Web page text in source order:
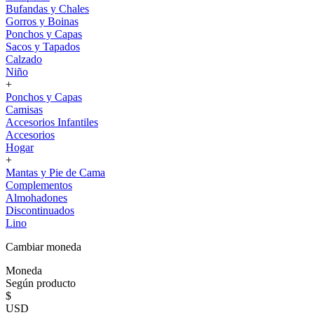
Bufandas y Chales
Gorros y Boinas
Ponchos y Capas
Sacos y Tapados
Calzado
Niño
+
Ponchos y Capas
Camisas
Accesorios Infantiles
Accesorios
Hogar
+
Mantas y Pie de Cama
Complementos
Almohadones
Discontinuados
Lino
Cambiar moneda
Moneda
Según producto
$
USD